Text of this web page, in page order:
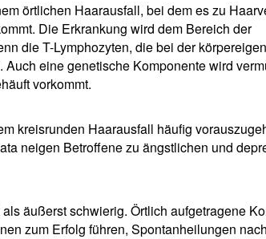
örtlichen Haarausfall, bei dem es zu
Die Erkrankung wird dem Bereich der
die T-Lymphozyten, die bei der
eine genetische Komponente wird
vorkommt.
kreisrunden Haarausfall häufig
neigen Betroffene zu ängstlichen und
äußerst schwierig. Örtlich aufgetragene
zum Erfolg führen, Spontanheilungen